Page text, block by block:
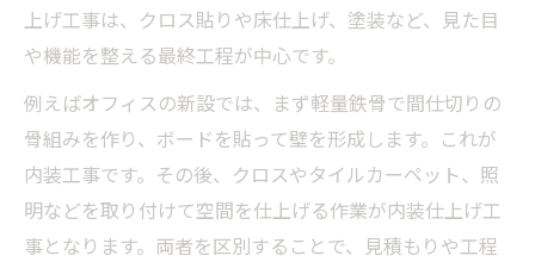
上げ工事は、クロス貼りや床仕上げ、塗装など、見た目
や機能を整える最終工程が中心です。
例えばオフィスの新設では、まず軽量鉄骨で間仕切りの
骨組みを作り、ボードを貼って壁を形成します。これが
内装工事です。その後、クロスやタイルカーペット、照
明などを取り付けて空間を仕上げる作業が内装仕上げ工
事となります。両者を区別することで、見積もりや工程